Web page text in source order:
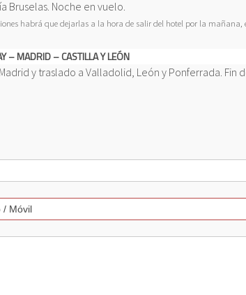
Bruselas. Noche en vuelo.
habrá que dejarlas a la hora de salir del hotel por la mañana,
– MADRID – CASTILLA Y LEÓN
y traslado a Valladolid, León y Ponferrada. Fin